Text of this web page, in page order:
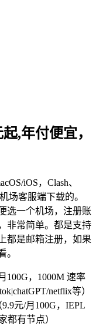
,年付便宜，
iOS，Clash、
场客服端下载的。
选一个机场，注册账
非常简单。都是支持
都是邮箱注册，如果
。
100G，1000M 速率
netflix等）
元/月100G，IEPL
都有节点）